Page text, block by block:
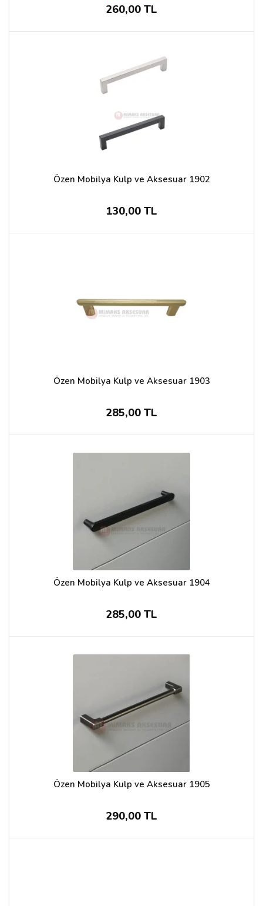
260,00 TL
Özen Mobilya Kulp ve Aksesuar 1902
130,00 TL
Özen Mobilya Kulp ve Aksesuar 1903
285,00 TL
Özen Mobilya Kulp ve Aksesuar 1904
285,00 TL
Özen Mobilya Kulp ve Aksesuar 1905
290,00 TL